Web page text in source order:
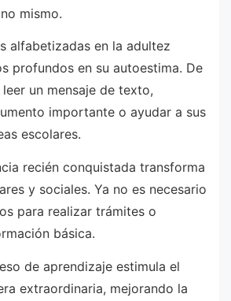
mismo.
alfabetizadas en la adultez
profundos en su autoestima. De
un mensaje de texto,
importante o ayudar a sus
escolares.
recién conquistada transforma
y sociales. Ya no es necesario
para realizar trámites o
básica.
de aprendizaje estimula el
extraordinaria, mejorando la